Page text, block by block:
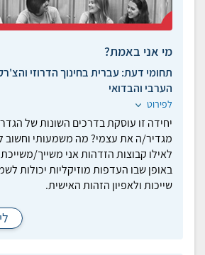
מי אני באמת?
תחומי דעת: עברית בחינוך הדרוזי
הערבי והבדואי
לפירוט
יחידה זו עוסקת בדרכים השונות של
מגדיר/ה את עצמי? מה משמעותי וחשוב
לאילו קבוצות הזדהות אני משייך/
באופן שבו העדפות מוזיקליות יכולות
שייכות ולאפיון הזהות האישית.